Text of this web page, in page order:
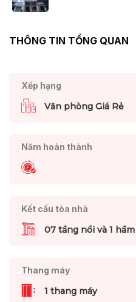
THÔNG TIN TỔNG QUAN
Xếp hạng
Văn phòng Giá Rẻ
Năm hoàn thành
Kết cấu tòa nhà
07 tầng nổi và 1 hầm
Thang máy
1 thang máy